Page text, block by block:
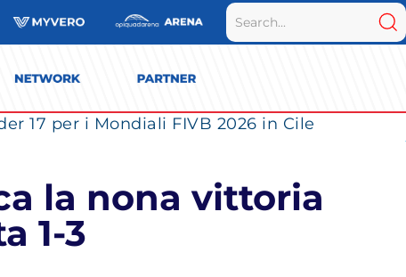
17 per i Mondiali FIVB 2026 in Cile
la nona vittoria
1-3